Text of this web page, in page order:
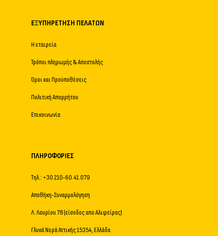
ΕΞΥΠΗΡΈΤΗΣΗ ΠΕΛΑΤΏΝ
Η εταιρεία
Τρόποι πληρωμής & Αποστολής
Όροι και Προϋποθέσεις
Πολιτική Απορρήτου
Επικοινωνία
ΠΛΗΡΟΦΟΡΊΕΣ
Τηλ.: +30 210-60.41.079
Αποθήκη-Συναρμολόγηση
Λ. Λαυρίου 78 (είσοδος απο Αλιφείρας)
Γλυκά Νερά Αττικής 15354, Ελλάδα